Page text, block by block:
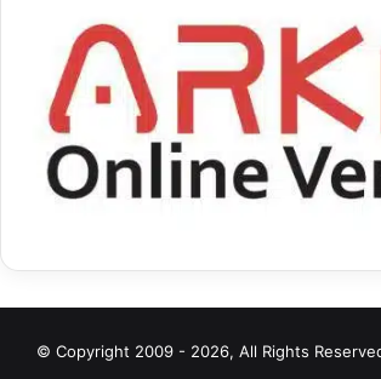
© Copyright 2009 - 2026, All Rights